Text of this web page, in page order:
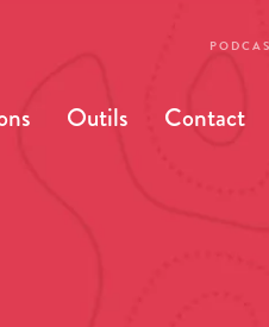
Outils Contact